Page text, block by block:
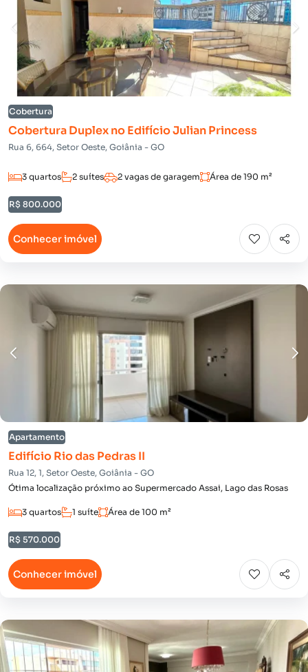
Cobertura
Cobertura Duplex no Edifício Julian Princess
Rua 6, 664, Setor Oeste, Goiânia - GO
3 quartos 2 suítes 2 vagas de garagem Área de 190 m²
R$ 800.000
Conhecer imóvel
Apartamento
Edifício Rio das Pedras II
Rua 12, 1, Setor Oeste, Goiânia - GO
Ótima localização próximo ao Supermercado Assai, Lago das Rosas
3 quartos 1 suíte Área de 100 m²
R$ 570.000
Conhecer imóvel